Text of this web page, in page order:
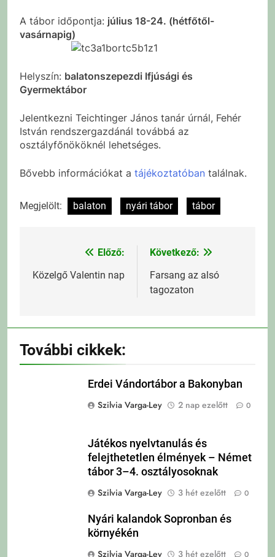
A tábor időpontja: július 18-24. (hétfőtől-
vasárnapig)
Helyszín: balatonszepezdi Ifjúsági és
Gyermektábor
Jelentkezni Teichtinger János tanár úrnál, Fehér
István rendszergazdánál továbbá az
osztályfőnököknél lehetséges.
Bővebb információkat a tájékoztatóban találnak.
Megjelölt: balaton nyári tábor tábor
Bejegyzés
navigáció
Előző:
Közelgő Valentin nap
Következő:
Farsang az alsó
tagozaton
További cikkek:
Erdei Vándortábor a Bakonyban
Szilvia Varga-Ley
2 nap ezelőtt 0
Játékos nyelvtanulás és
felejthetetlen élmények – Német
tábor 3–4. osztályosoknak
Szilvia Varga-Ley
3 hét ezelőtt 0
Nyári kalandok Sopronban és
környékén
Szilvia Varga-Ley
3 hét ezelőtt 0